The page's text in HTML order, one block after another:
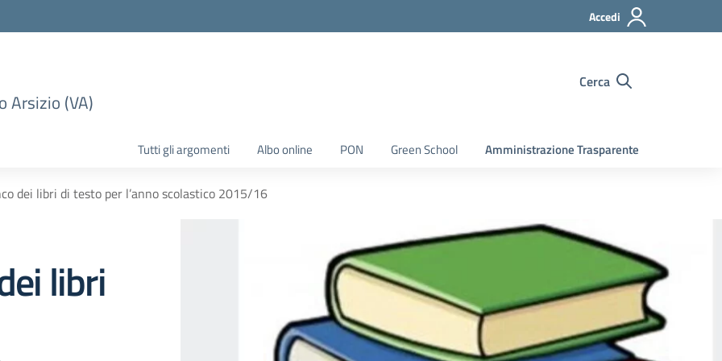
Accedi
Arsizio (VA)
Cerca
Tutti gli argomenti Albo online PON Green School Amministrazione Trasparente
dei libri di testo per l’anno scolastico 2015/16
libri